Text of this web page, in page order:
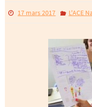
17 mars 2017 L'ACE